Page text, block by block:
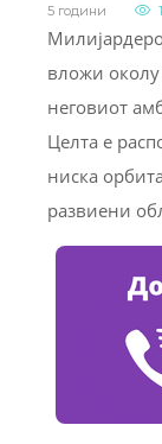
5 години
вложи околу
неговиот
Целта е
ниска
развиени